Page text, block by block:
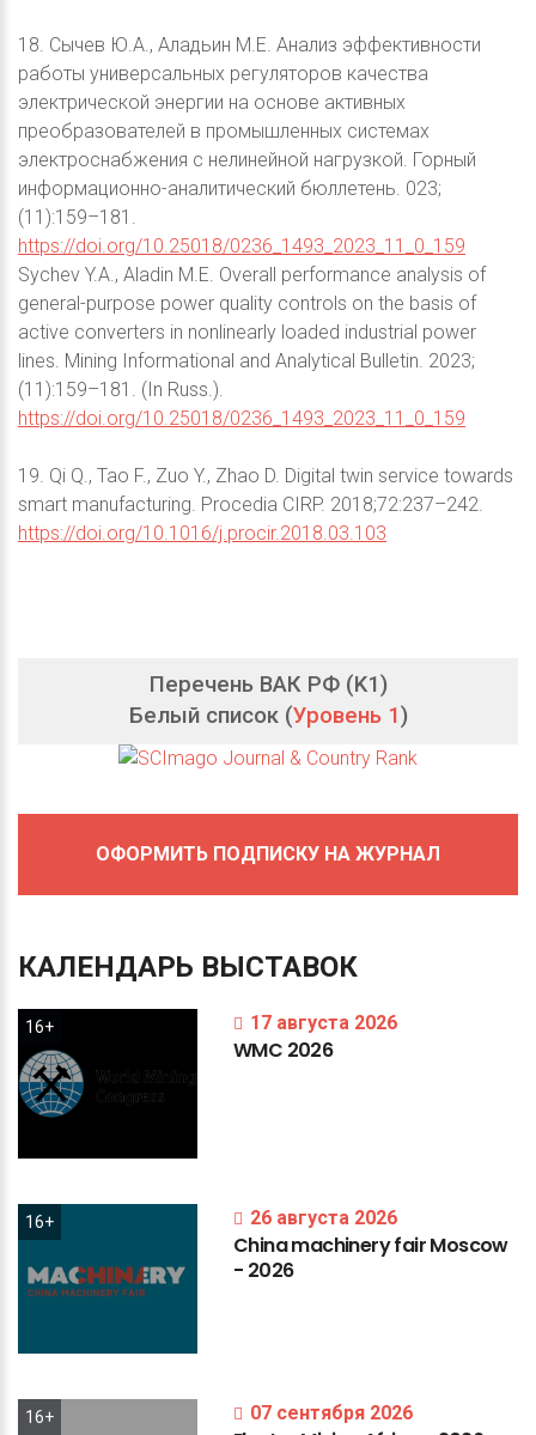
18. Сычев Ю.А., Аладьин М.Е. Анализ эффективности
работы универсальных регуляторов качества
электрической энергии на основе активных
преобразователей в промышленных системах
электроснабжения с нелинейной нагрузкой. Горный
информационно-аналитический бюллетень. 023;
(11):159–181.
https://doi.org/10.25018/0236_1493_2023_11_0_159
Sychev Y.A., Aladin M.E. Overall performance analysis of
general-purpose power quality controls on the basis of
active converters in nonlinearly loaded industrial power
lines. Mining Informational and Analytical Bulletin. 2023;
(11):159–181. (In Russ.).
https://doi.org/10.25018/0236_1493_2023_11_0_159
19. Qi Q., Tao F., Zuo Y., Zhao D. Digital twin service towards
smart manufacturing. Procedia CIRP. 2018;72:237–242.
https://doi.org/10.1016/j.procir.2018.03.103
Перечень ВАК РФ (K1)
Белый список (Уровень 1)
ОФОРМИТЬ ПОДПИСКУ НА ЖУРНАЛ
КАЛЕНДАРЬ ВЫСТАВОК
16+ 17 августа 2026
WMC 2026
16+ 26 августа 2026
ChinamachineryfairMoscow
- 2026
16+ 07 сентября 2026